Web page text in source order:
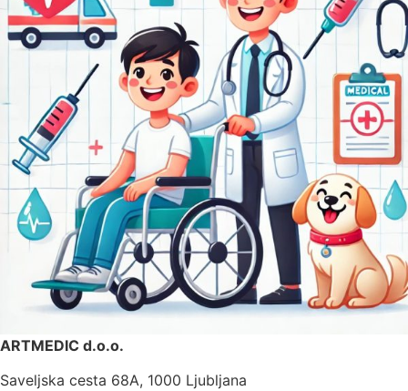
ARTMEDIC d.o.o.
Saveljska cesta 68A, 1000 Ljubljana